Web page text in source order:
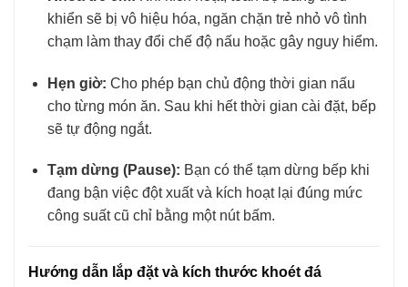
khiển sẽ bị vô hiệu hóa, ngăn chặn trẻ nhỏ vô tình
chạm làm thay đổi chế độ nấu hoặc gây nguy hiểm.
Hẹn giờ: Cho phép bạn chủ động thời gian nấu
cho từng món ăn. Sau khi hết thời gian cài đặt, bếp
sẽ tự động ngắt.
Tạm dừng (Pause): Bạn có thể tạm dừng bếp khi
đang bận việc đột xuất và kích hoạt lại đúng mức
công suất cũ chỉ bằng một nút bấm.
Hướng dẫn lắp đặt và kích thước khoét đá